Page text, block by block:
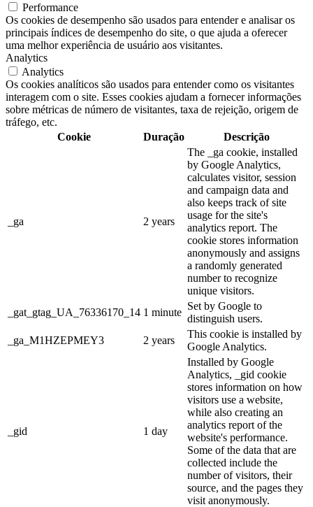
Performance
Os cookies de desempenho são usados para entender e analisar os
principais índices de desempenho do site, o que ajuda a oferecer
uma melhor experiência de usuário aos visitantes.
Analytics
Analytics
Os cookies analíticos são usados para entender como os visitantes
interagem com o site. Esses cookies ajudam a fornecer informações
sobre métricas de número de visitantes, taxa de rejeição, origem de
tráfego, etc.
Cookie
Duração Descrição
_ga 2 years
The _ga cookie, installed
by Google Analytics,
calculates visitor, session
and campaign data and
also keeps track of site
usage for the site's
analytics report. The
cookie stores information
anonymously and assigns
a randomly generated
number to recognize
unique visitors.
_gat_gtag_UA_76336170_14 1 minute
Set by Google to
distinguish users.
_ga_M1HZEPMEY3
2 years
This cookie is installed by
Google Analytics.
_gid 1 day
Installed by Google
Analytics, _gid cookie
stores information on how
visitors use a website,
while also creating an
analytics report of the
website's performance.
Some of the data that are
collected include the
number of visitors, their
source, and the pages they
visit anonymously.